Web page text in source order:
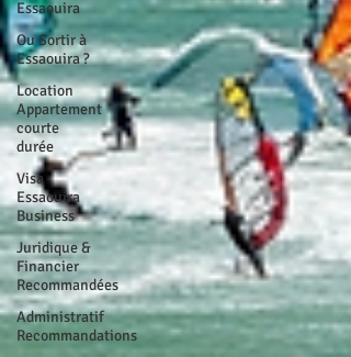
Essaouira
Ou Sortir à
Essaouira ?
Location
Appartement
courte
durée
Visa
Essaouira
Business
Juridique &
Financier
Recommandées
Administratif
Recommandations